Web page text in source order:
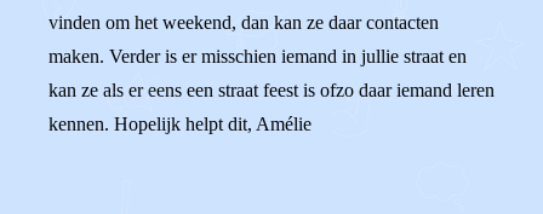
vinden om het weekend, dan kan ze daar contacten
maken. Verder is er misschien iemand in jullie straat en
kan ze als er eens een straat feest is ofzo daar iemand leren
kennen. Hopelijk helpt dit, Amélie